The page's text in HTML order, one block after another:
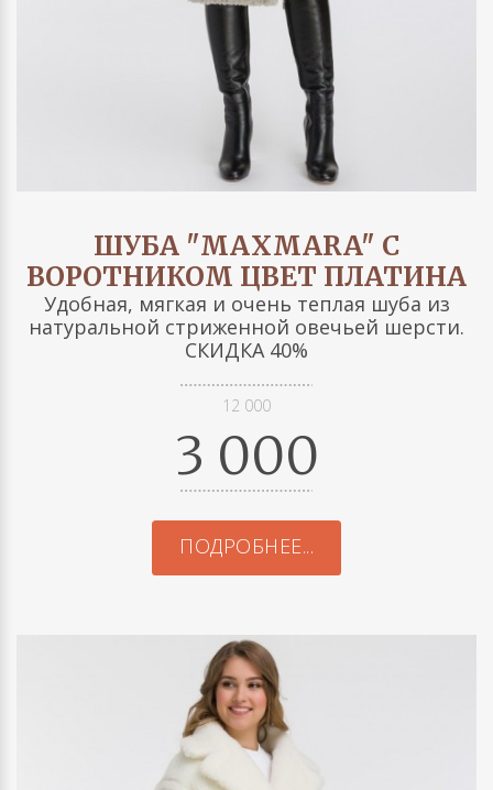
ШУБА "MAXMARA" С
ВОРОТНИКОМ ЦВЕТ ПЛАТИНА
Удобная, мягкая и очень теплая шуба из
натуральной стриженной овечьей шерсти.
СКИДКА 40%
12 000
3 000
ПОДРОБНЕЕ...